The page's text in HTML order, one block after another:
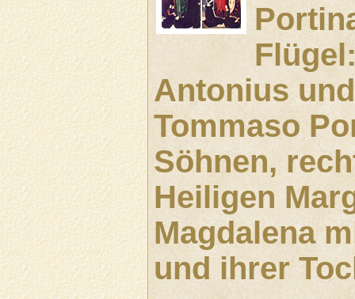
Antonius
Tommaso
Söhnen,
Heiligen
Magdalena
und ihrer